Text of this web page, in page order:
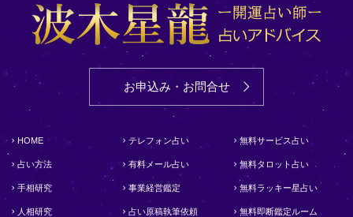
お申込み・お問合せ
HOME
占い方法
手相研究
人相研究
テレフォン占い
有料メール占い
事業経営鑑定
占い原稿執筆依頼
無料サービス占い
無料タロット占い
無料ラッキー星占い
無料即断鑑定ルーム